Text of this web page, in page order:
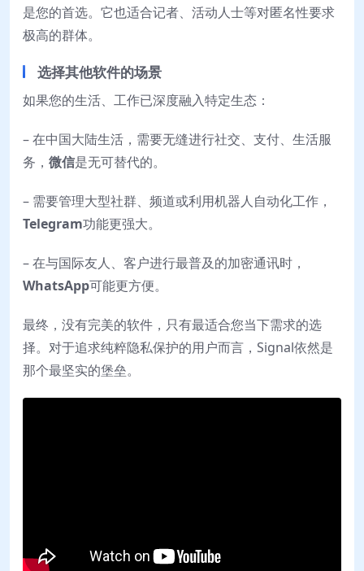
是您的首选。它也适合记者、活动人士等对匿名性要求
极高的群体。
选择其他软件的场景
如果您的生活、工作已深度融入特定生态：
– 在中国大陆生活，需要无缝进行社交、支付、生活服
务， 微信是无可替代的。
– 需要管理大型社群、频道或利用机器人自动化工作，
Telegram功能更强大。
– 在与国际友人、客户进行最普及的加密通讯时，
WhatsApp可能更方便。
最终，没有完美的软件，只有最适合您当下需求的选
择。对于追求纯粹隐私保护的用户而言，Signal依然是
那个最坚实的堡垒。